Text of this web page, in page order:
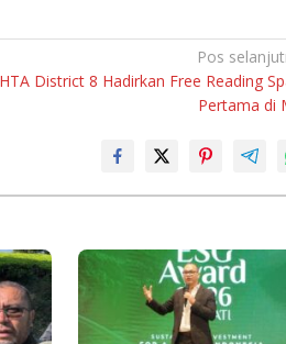
Pos
District 8 Hadirkan Free Reading
Pertama di